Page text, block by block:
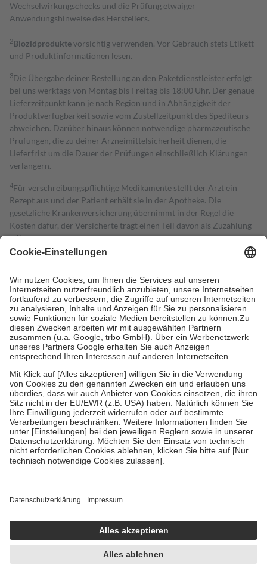
Wechselwirkungschecks und die Prüfung etwaiger
Anwendungshinweise des Herstellers.
2Biozidproduktevorsichtig verwenden. Vor Gebrauch stets Etikett
und Produktinformationen lesen.
3Die Übergabe deiner Bestellung an den Paketdienstleister erfolgt
bei uns werktags von Montag bis Freitag bis 18:00 Uhr. Der genaue
Lieferzeitpunkt kann je nach Region und in Abhängigkeit der
Produktverfügbarkeit sowie vom Zustellzeitpunkt des Spediteurs
abweichen. Darüber hinaus können notwendige pharmazeutische
Prüfungen, die zu deiner Arzneimittelsicherheit dienen, die
Lieferfrist um die Dauer der Prüfungen einschließlich Klärungen
verlängern.
4Für verschreibungspflichtige Medikamente stellt der Arzt ein
Rezept aus und der Patient erhält sie in der Apotheke. Die
gesetzliche Krankenversicherung übernimmt in der Regel die
Kosten dafür, der Versicherte trägt einen Teil davon als Zuzahlung
mit.
Grundsätzlich leisten Mitglieder Zuzahlungen in Höhe von zehn
höchstens zehn Euro.
Es sind jedoch nie mehr als die tatsächlichen
Kosten der Leistung zu entrichten.
Diese Regeln gelten grundsätzlich auch für Online-Apotheken.
Bei Heilmitteln und häuslicher Krankenpflege beträgt die
Zuzahlung zehn Prozent der Kosten sowie zehn Euro je
Verordnung.
Um das Engagement der Versicherten für ihre eigene Gesundheit zu
stärken und die besondere Stellung der Familie zu unterstützen,
fallenkeine Zuzahlungenan bei:
• Kindern und Jugendlichen bis zum vollendeten 18. Lebensjahr
mit Ausnahme der Fahrkosten
• Untersuchungen zur Vorsorge und Früherkennung, die von der
GKV getragen werden
• empfohlenen Schutzimpfungen
• Harn- und Blutteststreifen
getroffen, um sicherzustellen, dass es sich um echte Bewertungen
https://help.etrusted.com/hc/de/articles/4419944605341
Einige Bilder und Inhalte wurden unter Zuhilfenahme künstlicher